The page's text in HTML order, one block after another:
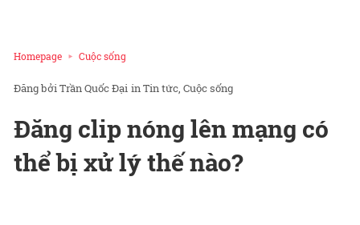
Homepage Cuộc sống
Trần Quốc Đại inTin tức Cuộc sống
Đăng clip nóng lên mạng có
thể bị xử lý thế nào?